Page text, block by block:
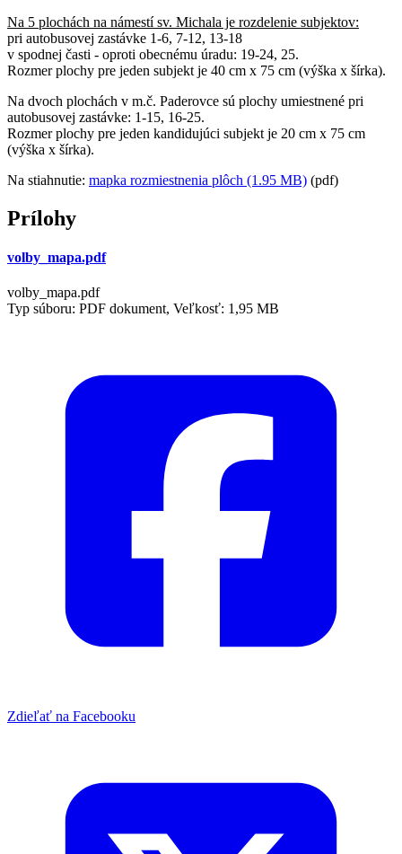
Na 5 plochách na námestí sv. Michala je rozdelenie subjektov:
pri autobusovej zastávke 1-6, 7-12, 13-18
v spodnej časti - oproti obecnému úradu: 19-24, 25.
Rozmer plochy pre jeden subjekt je 40 cm x 75 cm (výška x šírka).
Na dvoch plochách v m.č. Paderovce sú plochy umiestnené pri
autobusovej zastávke: 1-15, 16-25.
Rozmer plochy pre jeden kandidujúci subjekt je 20 cm x 75 cm
(výška x šírka).
Na stiahnutie: mapka rozmiestnenia plôch (1.95 MB) (pdf)
Prílohy
volby_mapa.pdf
volby_mapa.pdf
Typ súboru: PDF dokument, Veľkosť: 1,95 MB
Zdieľať na Facebooku